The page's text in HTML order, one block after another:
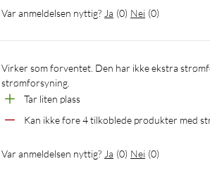
Var anmeldelsen nyttig? Ja (0) Nei (0)
Virker som forventet. Den har ikke ekstra strømforsyning, hvis den har mange produkter koplet til bør de ha egen
strømforsyning.
Tar liten plass
Kan ikke fore 4 tilkoblede produkter med
Var anmeldelsen nyttig? Ja (0) Nei (0)